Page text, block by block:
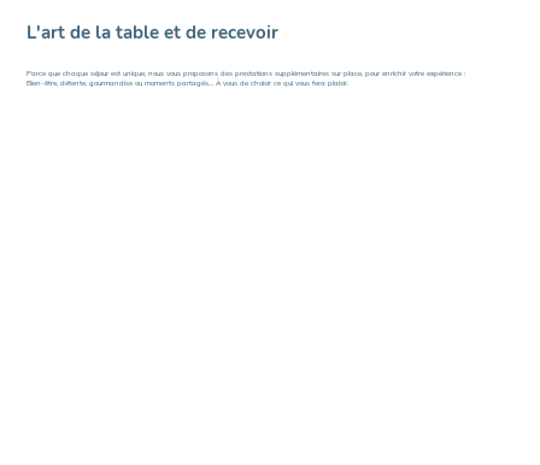
L'art de la table et de recevoir
Parce que chaque séjour est unique, nous vous proposons des prestations supplémentaires sur place, pour enrichir votre expérience :
Bien-être, détente, gourmandise ou moments partagés… À vous de choisir ce qui vous fera plaisir.